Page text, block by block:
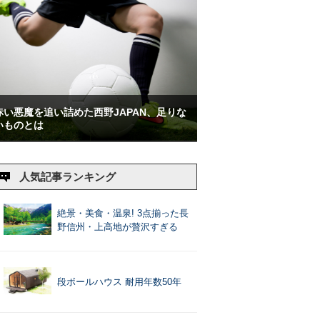
い悪魔を追い詰めた西野JAPAN、足りな
ものとは
人気記事ランキング
絶景・美食・温泉! 3点揃った長
野信州・上高地が贅沢すぎる
段ボールハウス 耐用年数50年